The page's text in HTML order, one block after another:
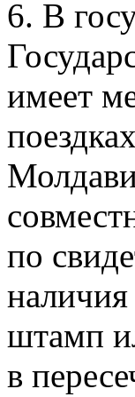
6. В
имеет
по
штамп
в